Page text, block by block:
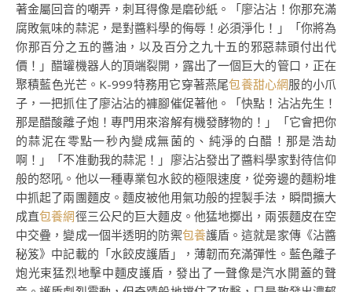
著金屬回音的嘲弄，刺耳得像是磨砂紙。「廖沾沾！你那充滿
腐敗氣味的蒜泥，是對醬料學的侮辱！必須淨化！」「你將為
你那百分之五的醬油，以及百分之九十五的邪惡蒜頭付出代
價！」醋罐機器人的頂端裂開，露出了一個巨大的管口，正在
聚積藍色光芒。K-999特務用它穿著燕尾包養甜心網服的小爪
子，一把抓住了廖沾沾的褲腳催促著他。「快點！沾沾先生！
那是醋酸離子炮！專門用來溶解有機發酵物的！」「它會把你
的蒜泥在零點一秒內變成無菌的、純淨的白醋！那是浩劫
啊！」「不准動我的蒜泥！」廖沾沾發出了醬料學家對待信仰
般的怒吼。他以一種專業包水餃的極限速度，從旁邊的麵粉堆
中抓起了兩團麵皮。麵皮被他用氣功般的捏製手法，瞬間擴大
成直包養網徑三公尺的巨大麵皮。他猛地擲出，兩張麵皮在空
中交疊，變成一個半透明的防禦包養護盾。這就是家傳《沾醬
秘笈》中記載的「水餃皮護盾」，薄韌而充滿彈性。藍色離子
炮光束猛烈地擊中麵皮護盾，發出了一聲像是汽水開蓋的聲